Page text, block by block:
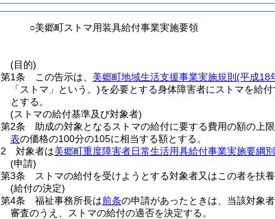
○美郷町ストマ用装具給付事業実施要領
(目的)
第1条
この告示は、 美郷町地域生活支援事業実施規則 (平成18
「ストマ」という。)を必要とする身体障害者にストマを給
とする。
(ストマの給付基準及び対象者)
第2条
助成の対象となるストマの給付に要する費用の額の上限
表の価格の100分の105に相当する額とする。
2
対象者は美郷町重度障害者日常生活用具給付事業実施要綱
(申請)
第3条
ストマの給付を受けようとする対象者又はこの者を扶
(給付の決定)
第4条
福祉事務所長は前条の申請があったときは、当該対象
審査のうえ、ストマの給付の適否を決定する。